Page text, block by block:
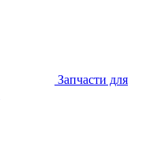
Запчасти для